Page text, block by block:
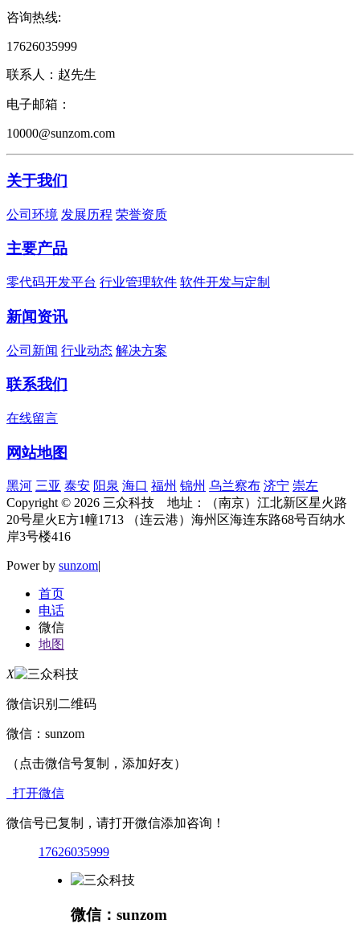
咨询热线:
17626035999
联系人：赵先生
电子邮箱：
10000@sunzom.com
关于我们
公司环境 发展历程 荣誉资质
主要产品
零代码开发平台 行业管理软件 软件开发与定制
新闻资讯
公司新闻 行业动态 解决方案
联系我们
在线留言
网站地图
黑河 三亚 泰安 阳泉 海口 福州 锦州 乌兰察布 济宁 崇左
Copyright © 2026 三众科技 地址：（南京）江北新区星火路
20号星火E方1幢1713 （连云港）海州区海连东路68号百纳水
岸3号楼416
Power by sunzom|
首页
电话
微信
地图
X
微信识别二维码
微信： sunzom
（点击微信号复制，添加好友）
打开微信
微信号已复制，请打开微信添加咨询！
17626035999
微信：sunzom